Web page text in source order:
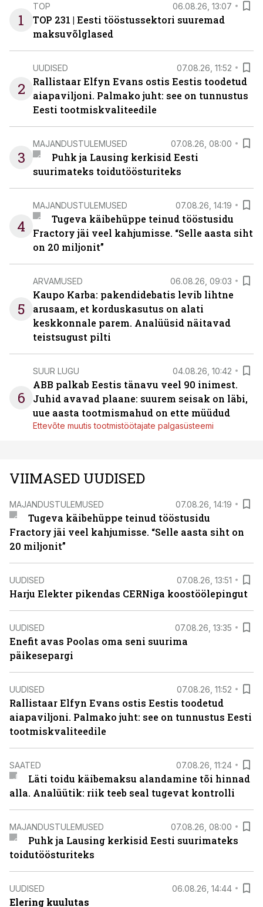
1
TOP 06.08.26, 13:07
TOP 231 | Eesti tööstussektori suuremad
maksuvõlglased
2
UUDISED 07.08.26, 11:52
Rallistaar Elfyn Evans ostis Eestis toodetud
aiapaviljoni. Palmako juht: see on tunnustus
Eesti tootmiskvaliteedile
3
MAJANDUSTULEMUSED 07.08.26, 08:00
Puhk ja Lausing kerkisid Eesti
suurimateks toidutöösturiteks
4
MAJANDUSTULEMUSED 07.08.26, 14:19
Tugeva käibehüppe teinud tööstusidu
Fractory jäi veel kahjumisse. “Selle aasta siht
on 20 miljonit”
5
ARVAMUSED 06.08.26, 09:03
Kaupo Karba: pakendidebatis levib lihtne
arusaam, et korduskasutus on alati
keskkonnale parem. Analüüsid näitavad
teistsugust pilti
6
SUUR LUGU 04.08.26, 10:42
ABB palkab Eestis tänavu veel 90 inimest.
Juhid avavad plaane: suurem seisak on läbi,
uue aasta tootmismahud on ette müüdud
Ettevõte muutis tootmistöötajate palgasüsteemi
VIIMASED UUDISED
MAJANDUSTULEMUSED 07.08.26, 14:19
Tugeva käibehüppe teinud tööstusidu
Fractory jäi veel kahjumisse. “Selle aasta siht on
20 miljonit”
UUDISED 07.08.26, 13:51
Harju Elekter pikendas CERNiga koostöölepingut
UUDISED 07.08.26, 13:35
Enefit avas Poolas oma seni suurima
päikesepargi
UUDISED 07.08.26, 11:52
Rallistaar Elfyn Evans ostis Eestis toodetud
aiapaviljoni. Palmako juht: see on tunnustus Eesti
tootmiskvaliteedile
SAATED 07.08.26, 11:24
Läti toidu käibemaksu alandamine tõi hinnad
alla. Analüütik: riik teeb seal tugevat kontrolli
MAJANDUSTULEMUSED 07.08.26, 08:00
Puhk ja Lausing kerkisid Eesti suurimateks
toidutöösturiteks
UUDISED 06.08.26, 14:44
Elering kuulutas